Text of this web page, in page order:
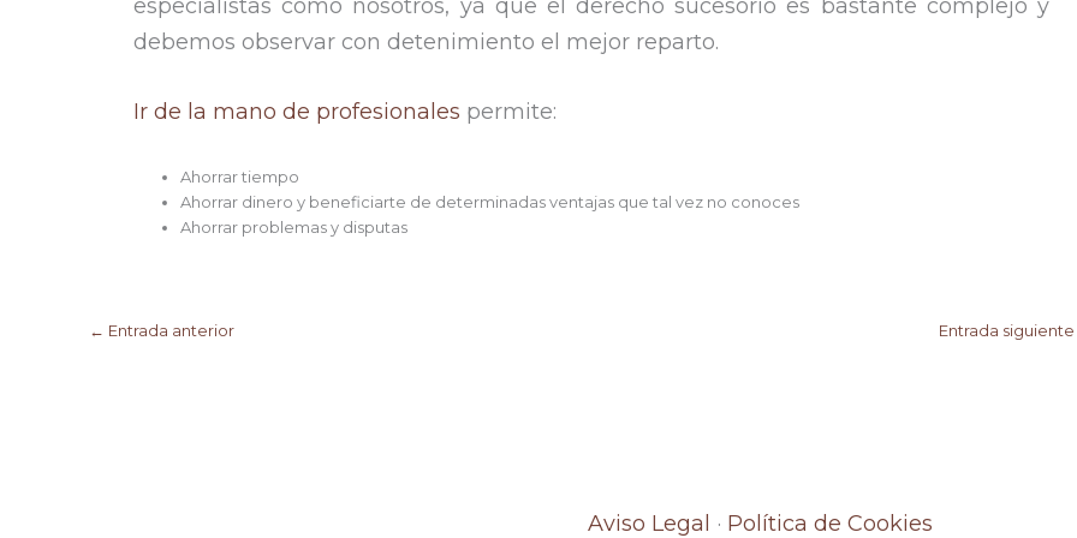
especialistas como nosotros, ya que el derecho sucesorio es bastante complejo y
debemos observar con detenimiento el mejor reparto.
Ir de la mano de profesionales permite:
Ahorrar tiempo
Ahorrar dinero y beneficiarte de determinadas ventajas que tal vez no conoces
Ahorrar problemas y disputas
← Entrada anterior Entrada siguiente
Aviso Legal · Política de Cookies